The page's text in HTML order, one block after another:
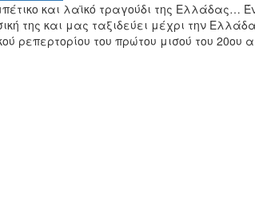
και λαϊκό τραγούδι της Ελλάδας…
της και μας ταξιδεύει μέχρι την
ρεπερτορίου του πρώτου μισού του 20ου